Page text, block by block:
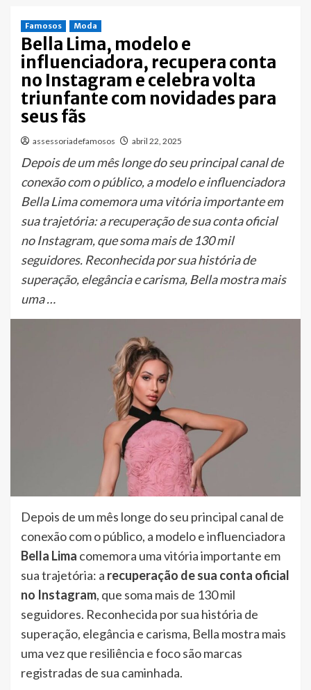
Famosos Moda
Bella Lima, modelo e
influenciadora, recupera conta
no Instagram e celebra volta
triunfante com novidades para
seus fãs
assessoriadefamosos abril 22, 2025
Depois de um mês longe do seu principal canal de
conexão com o público, a modelo e influenciadora
Bella Lima comemora uma vitória importante em
sua trajetória: a recuperação de sua conta oficial
no Instagram, que soma mais de 130 mil
seguidores. Reconhecida por sua história de
superação, elegância e carisma, Bella mostra mais
uma …
Depois de um mês longe do seu principal canal de
conexão com o público, a modelo e influenciadora
Bella Lima comemora uma vitória importante em
sua trajetória: a recuperação de sua conta oficial
no Instagram, que soma mais de 130 mil
seguidores. Reconhecida por sua história de
superação, elegância e carisma, Bella mostra mais
uma vez que resiliência e foco são marcas
registradas de sua caminhada.